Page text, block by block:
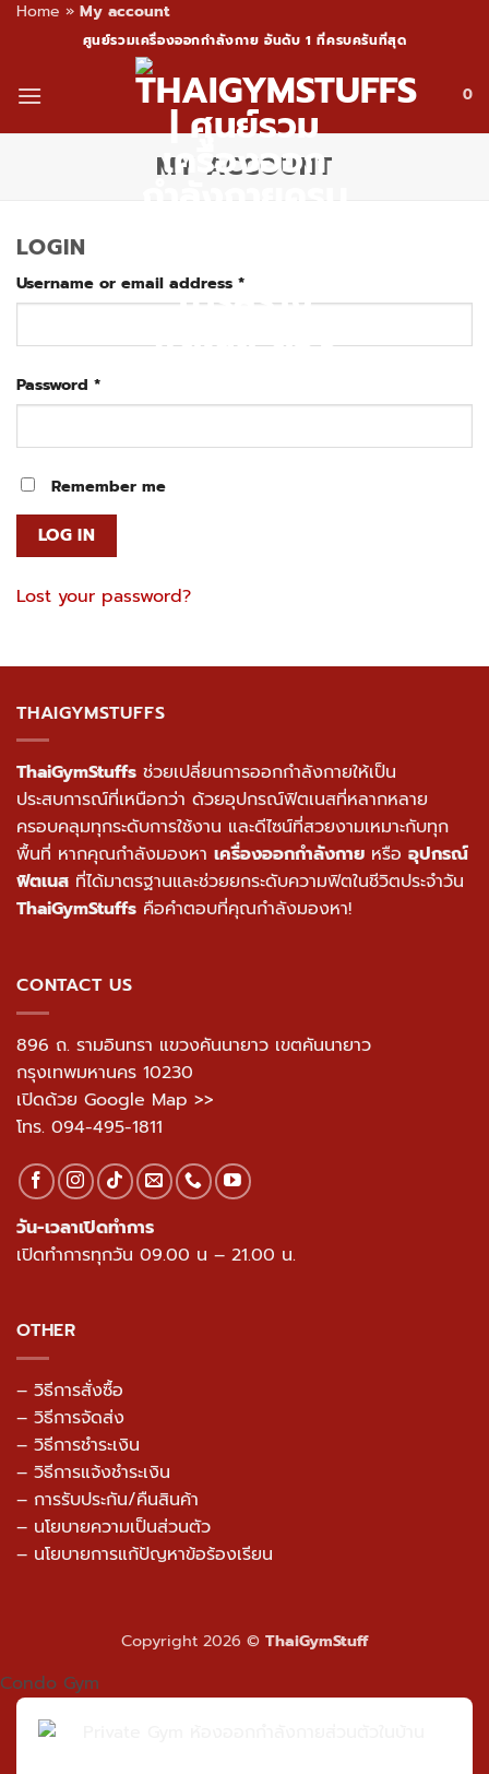
Home » My account
content
ศูนย์รวมเครื่องออกกำลังกาย อันดับ 1 ที่ครบครันที่สุด
0
MY ACCOUNT
LOGIN
Username or email address *
Password *
Remember me
LOG IN
Lost your password?
THAIGYMSTUFFS
ThaiGymStuffs ช่วยเปลี่ยนการออกกำลังกายให้เป็น
ประสบการณ์ที่เหนือกว่า ด้วยอุปกรณ์ฟิตเนสที่หลากหลาย
ครอบคลุมทุกระดับการใช้งาน และดีไซน์ที่สวยงามเหมาะกับทุก
พื้นที่ หากคุณกำลังมองหา เครื่องออกกำลังกาย หรือ อุปกรณ์
ฟิตเนส ที่ได้มาตรฐานและช่วยยกระดับความฟิตในชีวิตประจำวัน
ThaiGymStuffs คือคำตอบที่คุณกำลังมองหา!
CONTACT US
896 ถ. รามอินทรา แขวงคันนายาว เขตคันนายาว
กรุงเทพมหานคร 10230
เปิดด้วย Google Map >>
โทร. 094-495-1811
วัน-เวลาเปิดทำการ
เปิดทำการทุกวัน 09.00 น – 21.00 น.
OTHER
– วิธีการสั่งซื้อ
– วิธีการจัดส่ง
– วิธีการชำระเงิน
– วิธีการแจ้งชำระเงิน
– การรับประกัน/คืนสินค้า
– นโยบายความเป็นส่วนตัว
– นโยบายการแก้ปัญหาข้อร้องเรียน
Copyright 2026 © ThaiGymStuff
Condo Gym